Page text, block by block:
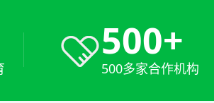
500+
500多家合作机构